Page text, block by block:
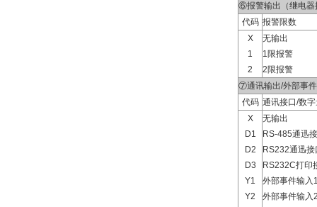
⑥报警输出（继电器
代码 报警限数
X
1
2
无输出
1限报警
2限报警
⑦通讯输出/外部事
代码 通讯接口/数
X
D1
D2
D3
Y1
Y2
无输出
RS-485通迅
RS232通迅
RS232C打印
外部事件输入
外部事件输入